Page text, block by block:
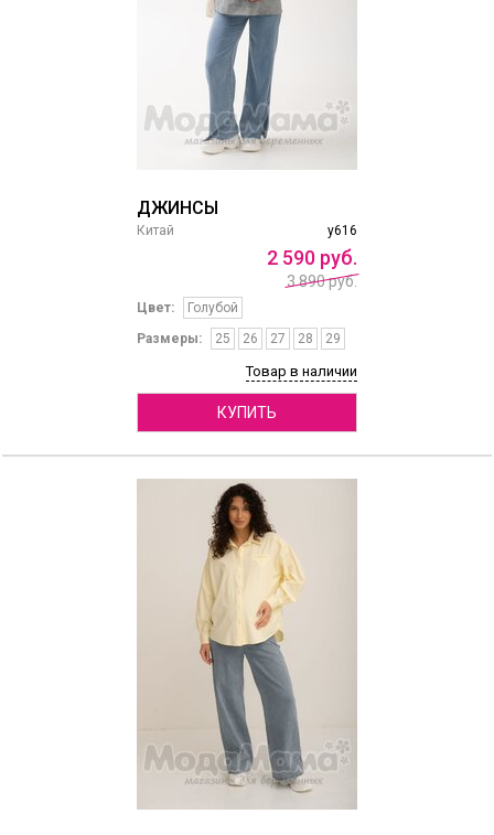
ДЖИНСЫ
y616
Китай
2 590 руб.
3 890 руб.
Цвет:
Голубой
Размеры:
25 26 27 28 29
Товар в наличии
КУПИТЬ